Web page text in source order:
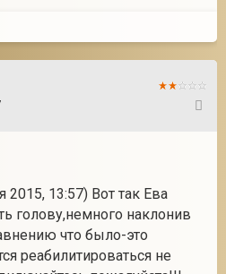
2015, 13:57) Вот так Ева
голову,немного наклонив
что было-это
реабилитироваться не